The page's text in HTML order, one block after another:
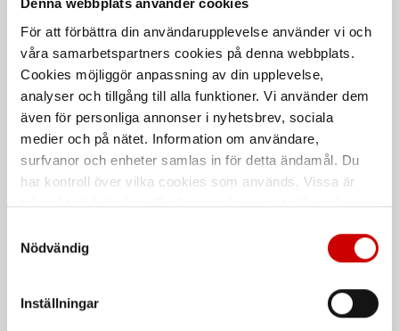
Denna webbplats använder cookies
För att förbättra din användarupplevelse använder vi och
våra samarbetspartners cookies på denna webbplats.
Cookies möjliggör anpassning av din upplevelse,
analyser och tillgång till alla funktioner. Vi använder dem
även för personliga annonser i nyhetsbrev, sociala
medier och på nätet. Information om användare,
surfvanor och enheter samlas in för detta ändamål. Du
har kontroll över vilka cookies som används. Vissa är
tekniskt nödvändiga. Godkännande av statistik- och
länder utanför EU med olika dataskyddsnormer. Genom
att godkänna samtycker du till sådana överföringar. Läs
Nödvändig
Inställningar
Kvastskaft Golvraka
spänna åt.